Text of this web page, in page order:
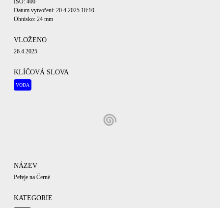
ISO: 400
Datum vytvoření: 20.4.2025 18:10
Ohnisko: 24 mm
VLOŽENO
26.4.2025
KLÍČOVÁ SLOVA
VODA
NÁZEV
Peřeje na Černé
KATEGORIE